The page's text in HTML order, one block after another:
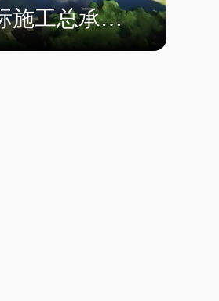
施工总承包